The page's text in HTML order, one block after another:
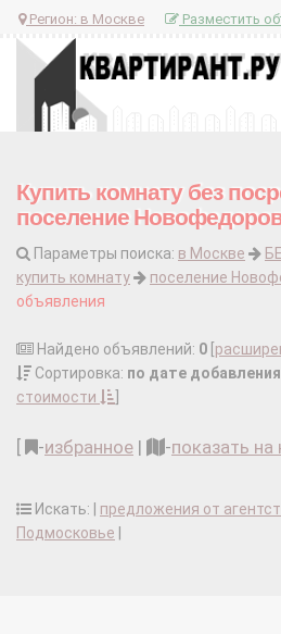
Регион: в Москве Разместить
Купить комнату без
поселение
Параметры поиска: в Москве
купить комнату
поселение
объявления
Найдено объявлений: 0
Сортировка: по дате добавления
стоимости
-избранное | -показать на
Искать: | предложения от
Подмосковье